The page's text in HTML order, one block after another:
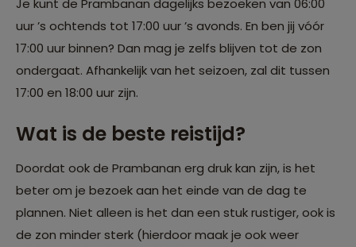
Je kunt de Prambanan dagelijks bezoeken van 06:00
uur ’s ochtends tot 17:00 uur ’s avonds. En ben jij vóór
17:00 uur binnen? Dan mag je zelfs blijven tot de zon
ondergaat. Afhankelijk van het seizoen, zal dit tussen
17:00 en 18:00 uur zijn.
Wat is de beste reistijd?
Doordat ook de Prambanan erg druk kan zijn, is het
beter om je bezoek aan het einde van de dag te
plannen. Niet alleen is het dan een stuk rustiger, ook is
de zon minder sterk (hierdoor maak je ook weer